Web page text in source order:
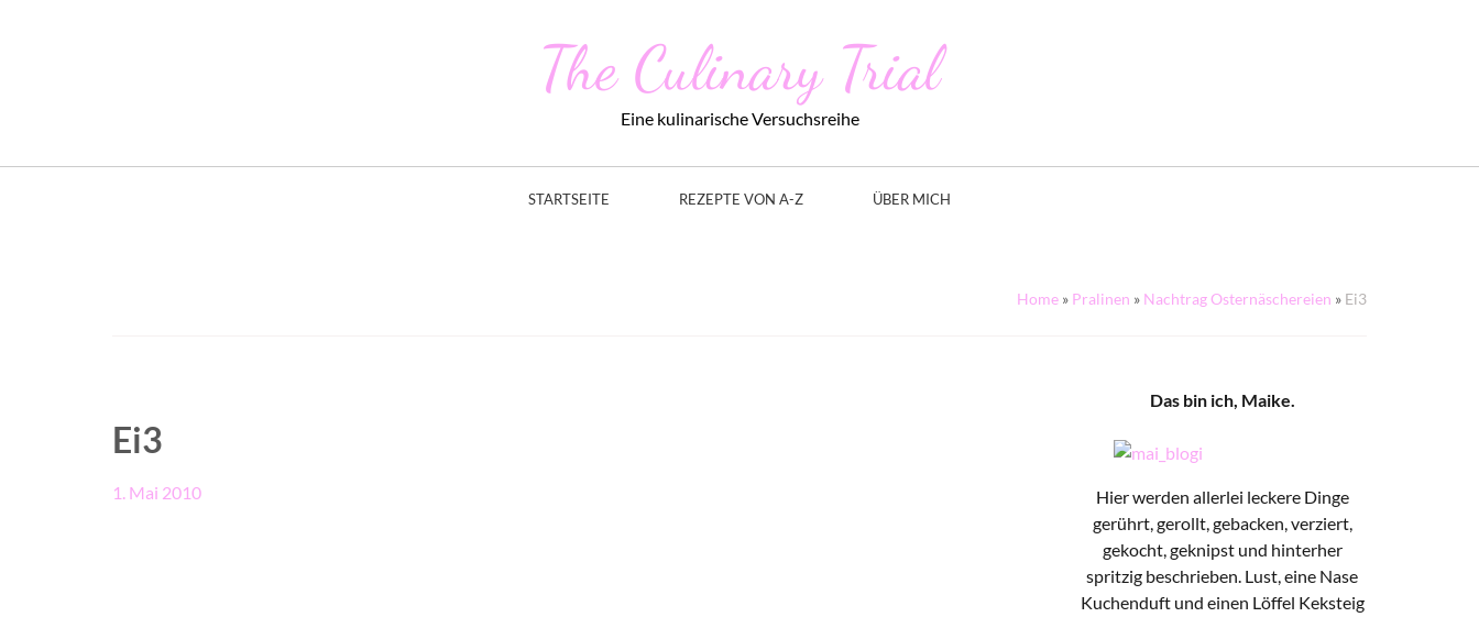
The Culinary Trial
Eine kulinarische Versuchsreihe
STARTSEITE REZEPTE VON A-Z ÜBER MICH
Home » Pralinen » Nachtrag Osternäschereien » Ei3
Ei3
1. Mai 2010
Das bin ich, Maike.
Hier werden allerlei leckere Dinge
gerührt, gerollt, gebacken, verziert,
gekocht, geknipst und hinterher
spritzig beschrieben. Lust, eine Nase
Kuchenduft und einen Löffel Keksteig